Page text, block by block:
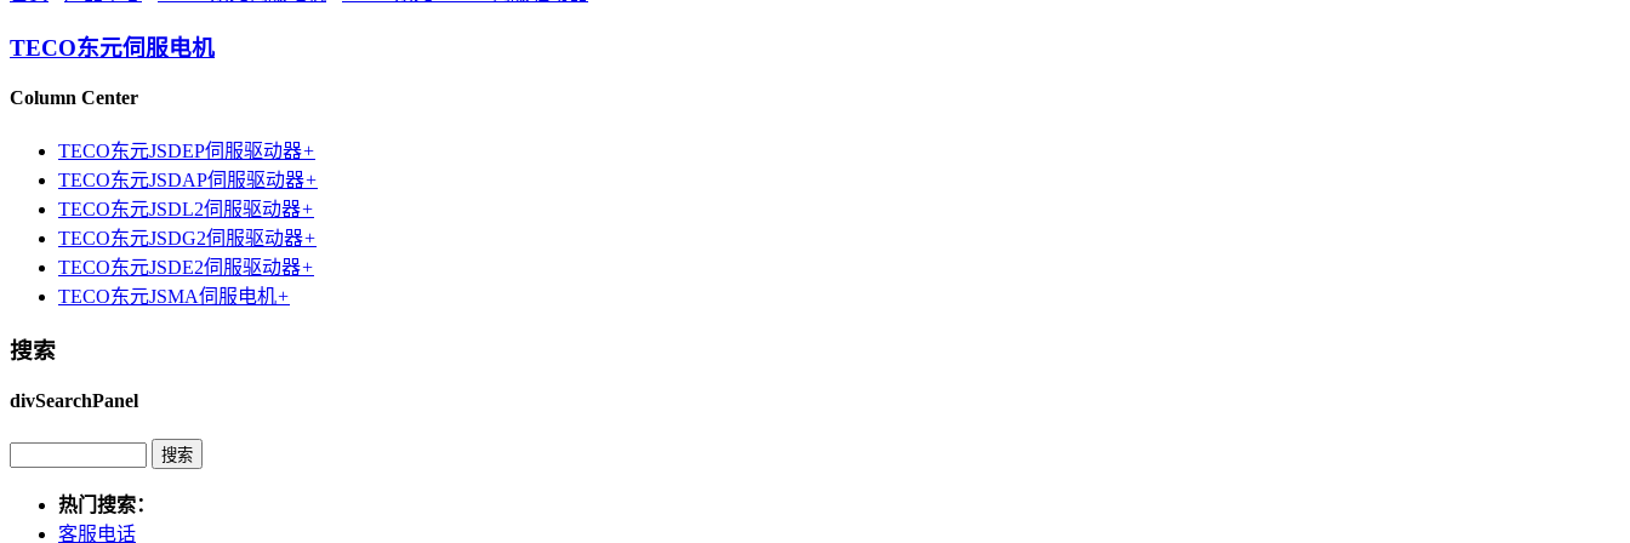
TECO东元伺服电机
Column Center
TECO东元JSDEP伺服驱动器+
TECO东元JSDAP伺服驱动器+
TECO东元JSDL2伺服驱动器+
TECO东元JSDG2伺服驱动器+
TECO东元JSDE2伺服驱动器+
TECO东元JSMA伺服电机+
搜索
divSearchPanel
热门搜索：
客服电话